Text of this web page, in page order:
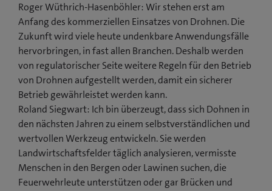
Roger Wüthrich-Hasenböhler: Wir stehen erst am
Anfang des kommerziellen Einsatzes von Drohnen. Die
Zukunft wird viele heute undenkbare Anwendungsfälle
hervorbringen, in fast allen Branchen. Deshalb werden
von regulatorischer Seite weitere Regeln für den Betrieb
von Drohnen aufgestellt werden, damit ein sicherer
Betrieb gewährleistet werden kann.
Roland Siegwart: Ich bin überzeugt, dass sich Dohnen in
den nächsten Jahren zu einem selbstverständlichen und
wertvollen Werkzeug entwickeln. Sie werden
Landwirtschaftsfelder täglich analysieren, vermisste
Menschen in den Bergen oder Lawinen suchen, die
Feuerwehrleute unterstützen oder gar Brücken und